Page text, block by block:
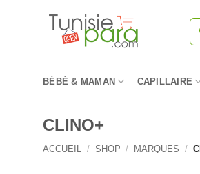
BÉBÉ & MAMAN CAPILLAIRE
CLINO+
ACCUEIL / SHOP / MARQUES /